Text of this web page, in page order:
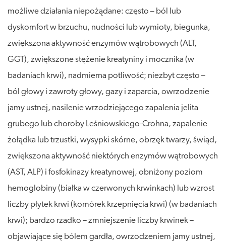
możliwe działania niepożądane: często – ból lub
dyskomfort w brzuchu, nudności lub wymioty, biegunka,
zwiększona aktywność enzymów wątrobowych (ALT,
GGT), zwiększone stężenie kreatyniny i mocznika (w
badaniach krwi), nadmierna potliwość; niezbyt często –
ból głowy i zawroty głowy, gazy i zaparcia, owrzodzenie
jamy ustnej, nasilenie wrzodziejącego zapalenia jelita
grubego lub choroby Leśniowskiego-Crohna, zapalenie
żołądka lub trzustki, wysypki skórne, obrzęk twarzy, świąd,
zwiększona aktywność niektórych enzymów wątrobowych
(AST, ALP) i fosfokinazy kreatynowej, obniżony poziom
hemoglobiny (białka w czerwonych krwinkach) lub wzrost
liczby płytek krwi (komórek krzepnięcia krwi) (w badaniach
krwi); bardzo rzadko – zmniejszenie liczby krwinek –
objawiające się bólem gardła, owrzodzeniem jamy ustnej,